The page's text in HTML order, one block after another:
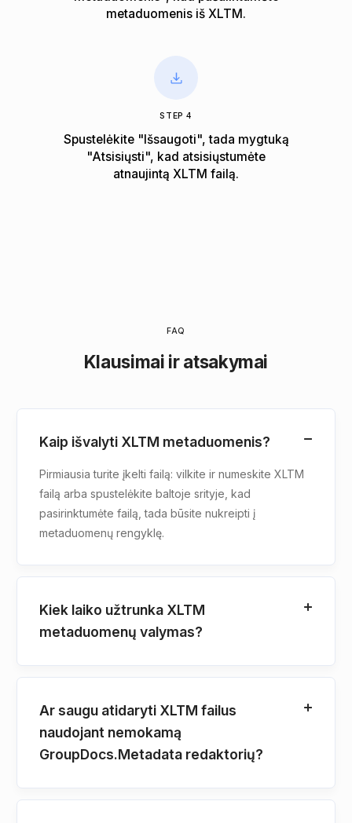
metaduomenis iš XLTM.
STEP 4
Spustelėkite "Išsaugoti", tada mygtuką
"Atsisiųsti", kad atsisiųstumėte
atnaujintą XLTM failą.
FAQ
Klausimai ir atsakymai
Kaip išvalyti XLTM metaduomenis?
Pirmiausia turite įkelti failą: vilkite ir numeskite XLTM
failą arba spustelėkite baltoje srityje, kad
pasirinktumėte failą, tada būsite nukreipti į
metaduomenų rengyklę.
Kiek laiko užtrunka XLTM
metaduomenų valymas?
Ar saugu atidaryti XLTM failus
naudojant nemokamą
GroupDocs.Metadata redaktorių?